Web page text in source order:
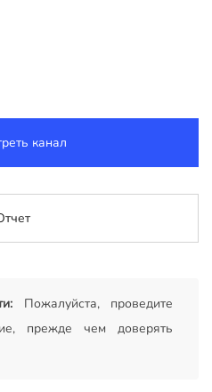
канал
Пожалуйста, проведите
прежде чем доверять